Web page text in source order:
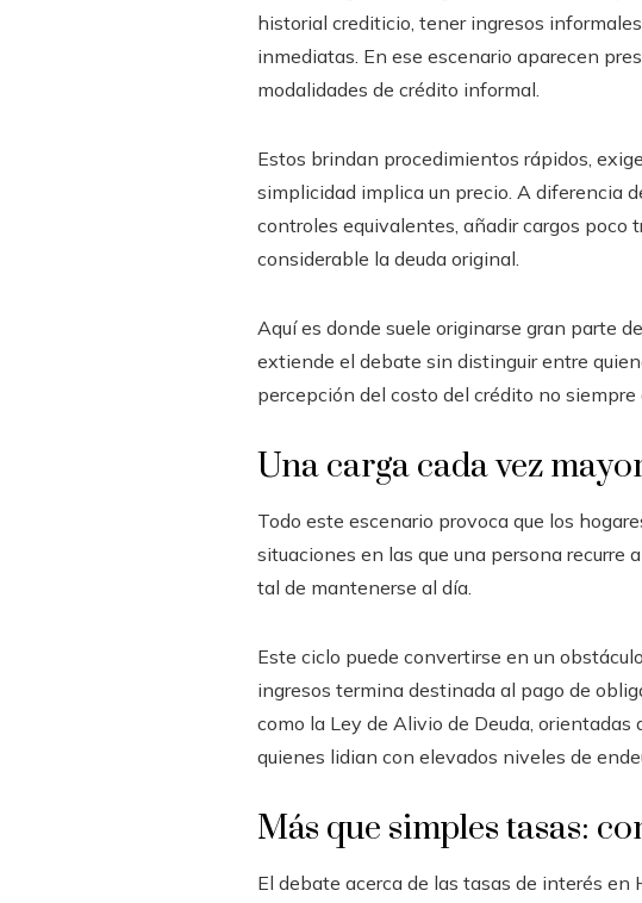
historial crediticio, tener ingresos
inmediatas. En ese escenario aparecen
modalidades de crédito informal.
Estos brindan procedimientos rápidos,
simplicidad implica un precio. A diferencia
controles equivalentes, añadir cargos
considerable la deuda original.
Aquí es donde suele originarse gran parte
extiende el debate sin distinguir entre
percepción del costo del crédito no
Una carga cada vez
Todo este escenario provoca que los
situaciones en las que una persona recurre
tal de mantenerse al día.
Este ciclo puede convertirse en un
ingresos termina destinada al pago de
como la Ley de Alivio de Deuda,
quienes lidian con elevados niveles de
Más que simples tasas:
El debate acerca de las tasas de interés